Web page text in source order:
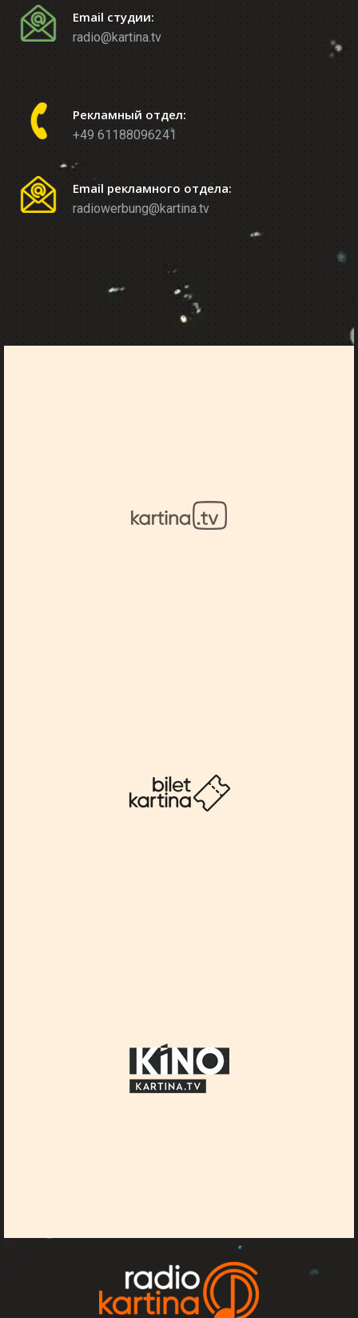
Email студии:
radio@kartina.tv
Рекламный отдел:
+49 61188096241
Email рекламного отдела:
radiowerbung@kartina.tv